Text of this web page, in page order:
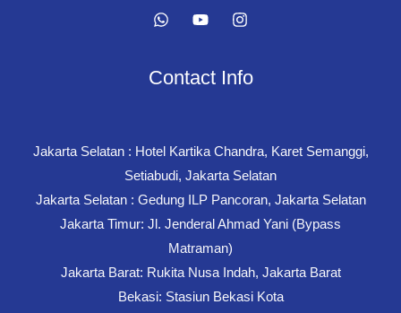
Contact Info
Jakarta Selatan : Hotel Kartika Chandra, Karet Semanggi,
Setiabudi, Jakarta Selatan
Jakarta Selatan : Gedung ILP Pancoran, Jakarta Selatan
Jakarta Timur: Jl. Jenderal Ahmad Yani (Bypass
Matraman)
Jakarta Barat: Rukita Nusa Indah, Jakarta Barat
Bekasi: Stasiun Bekasi Kota